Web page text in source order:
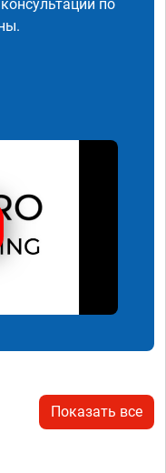
по
Показать все